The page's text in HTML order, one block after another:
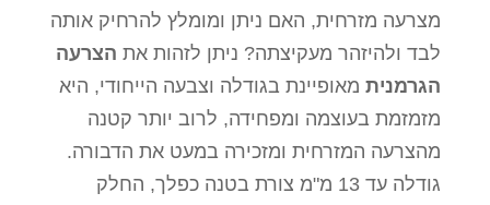
מצרעה מזרחית, האם ניתן ומומלץ להרחיק אותה
לבד ולהיזהר מעקיצתה? ניתן לזהות את הצרעה
הגרמניתמאופיינת בגודלה וצבעה הייחודי, היא
מזמזמת בעוצמה ומפחידה, לרוב יותר קטנה
מהצרעה המזרחית ומזכירה במעט את הדבורה.
גודלה עד 13 מ"מ צורת בטנה כפלך, החלק